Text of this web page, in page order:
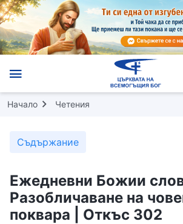
Начало Четения
Съдържание
Ежедневни Божии
Разобличаване на
поквара | Откъс 302